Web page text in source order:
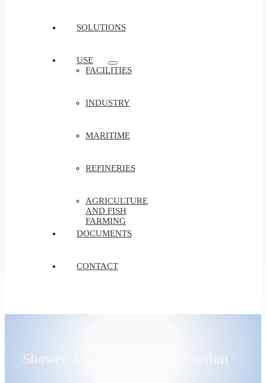
SOLUTIONS
USE
FACILITIES
INDUSTRY
MARITIME
REFINERIES
AGRICULTURE
AND FISH
FARMING
DOCUMENTS
CONTACT
Shower & Wetroom Construction